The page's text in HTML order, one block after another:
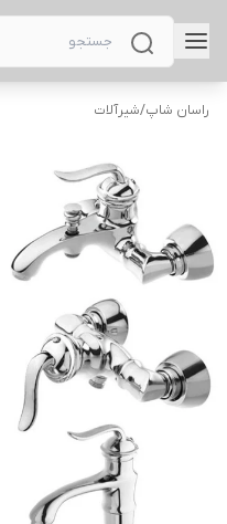
راسان شاپ/شیرآلات